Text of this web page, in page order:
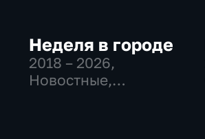
Неделя в городе
2018 – 2026,
Новостные,